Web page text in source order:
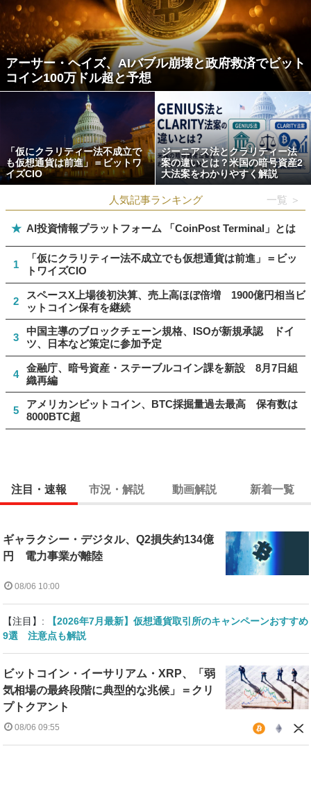
アーサー・ヘイズ、AIバブル崩壊と政府救済でビット
コイン100万ドル超と予想
「仮にクラリティー法不成立で
も仮想通貨は前進」＝ビットワ
イズCIO
ジーニアス法とクラリティー法
案の違いとは？米国の暗号資産2
大法案をわかりやすく解説
人気記事ランキング 一覧 ＞
★ AI投資情報プラットフォーム 「CoinPost Terminal」とは
1
「仮にクラリティー法不成立でも仮想通貨は前進」＝ビッ
トワイズCIO
2
スペースX上場後初決算、売上高ほぼ倍増 1900億円相当ビ
ットコイン保有を継続
3
中国主導のブロックチェーン規格、ISOが新規承認 ドイ
ツ、日本など策定に参加予定
4
金融庁、暗号資産・ステーブルコイン課を新設 8月7日組
織再編
5
アメリカンビットコイン、BTC採掘量過去最高 保有数は
8000BTC超
注目・速報 市況・解説 動画解説 新着一覧
ギャラクシー・デジタル、Q2損失約134億
円 電力事業が離陸
08/06 10:00
【注目】:
【2026年7月最新】仮想通貨取引所のキャンペーンおすすめ
9選 注意点も解説
ビットコイン・イーサリアム・XRP、「弱
気相場の最終段階に典型的な兆候」＝クリ
プトクアント
08/06 09:55